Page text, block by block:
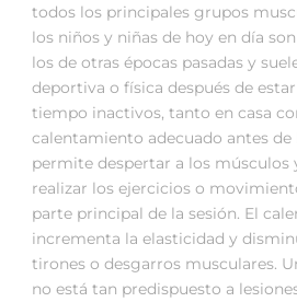
todos los principales grupos
los niños y niñas de hoy en día
los de otras épocas pasadas y
deportiva o física después de
tiempo inactivos, tanto en casa
calentamiento adecuado antes
permite despertar a los músculos
realizar los ejercicios o
parte principal de la sesión. El
incrementa la elasticidad y
tirones o desgarros musculares.
no está tan predispuesto a